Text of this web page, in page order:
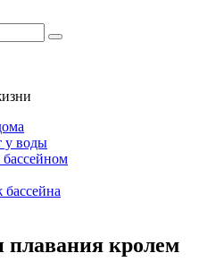
у воды
плавания кролем